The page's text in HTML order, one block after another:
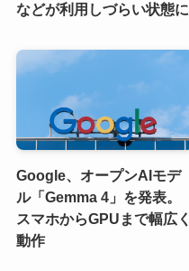
などが利用しづらい状態に
Google、オープンAIモデ
ル「Gemma 4」を発表。
スマホからGPUまで幅広く
動作